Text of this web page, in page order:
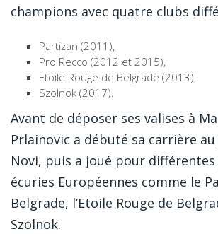
champions avec quatre clubs
Partizan (2011),
Pro Recco (2012 et 2015),
Etoile Rouge de Belgrade (2013),
Szolnok (2017).
Avant de déposer ses valises à
Prlainovic a débuté sa carrière au
Novi, puis a joué pour différentes
écuries Européennes comme le
Belgrade, l’Etoile Rouge de
Szolnok.